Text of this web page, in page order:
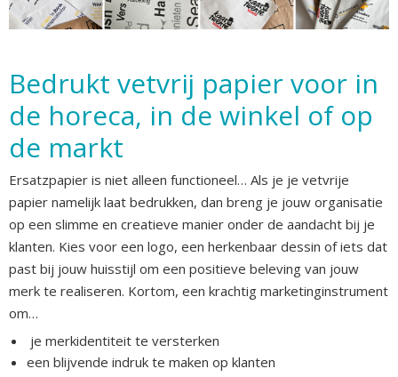
Bedrukt vetvrij papier voor in
de horeca, in de winkel of op
de markt
Ersatzpapier is niet alleen functioneel… Als je je vetvrije
papier namelijk laat bedrukken, dan breng je jouw organisatie
op een slimme en creatieve manier onder de aandacht bij je
klanten. Kies voor een logo, een herkenbaar dessin of iets dat
past bij jouw huisstijl om een positieve beleving van jouw
merk te realiseren. Kortom, een krachtig marketinginstrument
om…
je merkidentiteit te versterken
een blijvende indruk te maken op klanten